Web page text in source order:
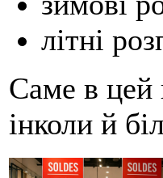
літні
Саме в цей
інколи й